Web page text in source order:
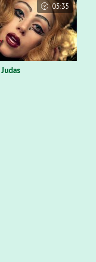
05:35